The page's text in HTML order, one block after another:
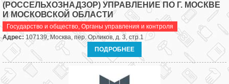
(РОССЕЛЬХОЗНАДЗОР) УПРАВЛЕНИЕ ПО Г. МОСКВЕ
И МОСКОВСКОЙ ОБЛАСТИ
Государство и общество, Органы управления и контроля
Адрес: 107139, Москва, пер. Орликов, д. 3, стр.1
ПОДРОБНЕЕ